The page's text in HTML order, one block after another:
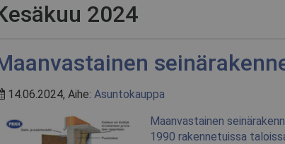
2024
14.06.2024, Aihe: Asuntokauppa
Maanvastainen
1990 rakennetuissa